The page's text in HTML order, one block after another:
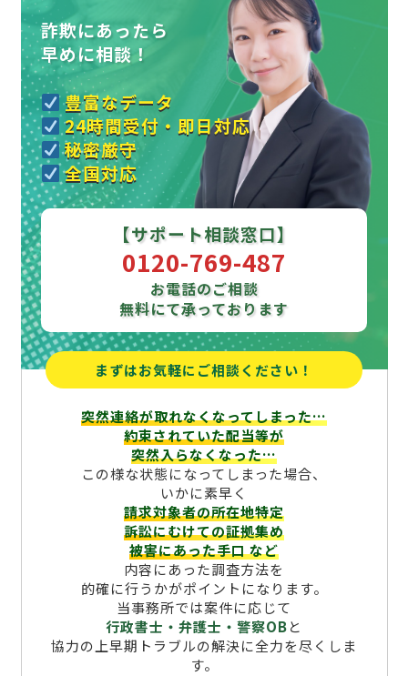
詐欺にあったら
早めに相談！
豊富なデータ
24時間受付・即日対応
秘密厳守
全国対応
【サポート相談窓口】
0120-769-487
お電話のご相談
無料にて承っております
まずはお気軽にご相談ください！
突然連絡が取れなくなってしまった…
約束されていた配当等が
突然入らなくなった…
この様な状態になってしまった場合、
いかに素早く
請求対象者の所在地特定
訴訟にむけての証拠集め
被害にあった手口など
内容にあった調査方法を
的確に行うかがポイントになります。
当事務所では案件に応じて
行政書士・弁護士・警察OBと
協力の上早期トラブルの解決に全力を尽くしま
す。